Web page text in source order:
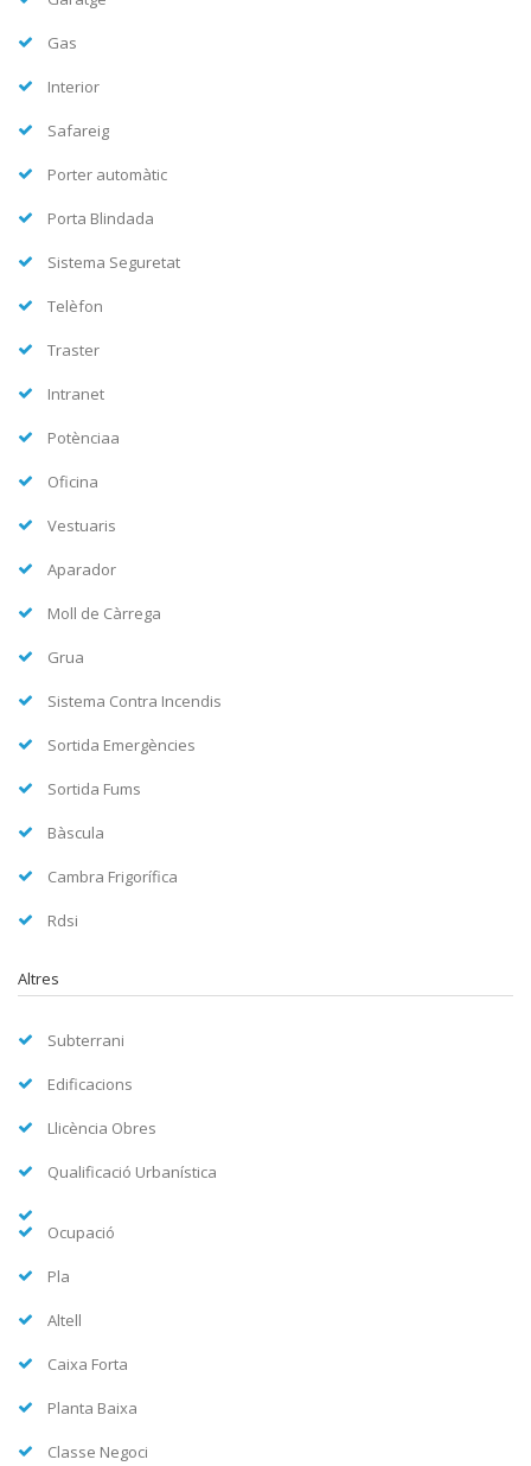
Gas
Interior
Safareig
Porter automàtic
Porta Blindada
Sistema Seguretat
Telèfon
Traster
Intranet
Potènciaa
Oficina
Vestuaris
Aparador
Moll de Càrrega
Grua
Sistema Contra Incendis
Sortida Emergències
Sortida Fums
Bàscula
Cambra Frigorífica
Rdsi
Altres
Subterrani
Edificacions
Llicència Obres
Qualificació Urbanística
Ocupació
Pla
Altell
Caixa Forta
Planta Baixa
Classe Negoci